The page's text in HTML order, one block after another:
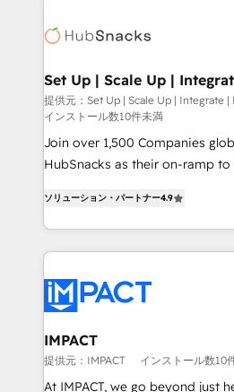
WooCommerce, BuilderTrend, and more
the difference — reach out to
HubSpot development:
marketing, advertising,
design We connect people, data and technology to
improve customer experiences.
people, exciting ideas and
ensure revenue growth on a daily
team of 100+ experts is ready for you!
growth | www.brightdigital.com
Set Up | Scale Up |
FlexPlan
提供元：Set Up | Scale Up | Integrate |
インストール数10件未満
Join over 1,500 Companies
HubSnacks as their on-ramp
1️⃣ Set Up | Onboarding New
HubSpot portals 2️⃣ Scale Up | 100% HubSpot Task
Execution... Global 24/7 ... All Experts 3️⃣
Slash months from your API
Click "Contact Business" ⬅️ to
Integration templates that put
of your tech stack, syncing... 🛍️ Shopify or
WooCommerce 💲 Stripe or
ソリューション・パートナー4.9
IMPACT
提供元：IMPACT インストール数10
At IMPACT, we go beyond just